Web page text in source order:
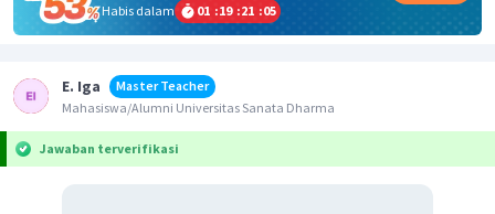
Habis dalam
01 :19 :21 :05
E. Iga
Master Teacher
Mahasiswa/Alumni Universitas Sanata Dharma
Jawaban terverifikasi